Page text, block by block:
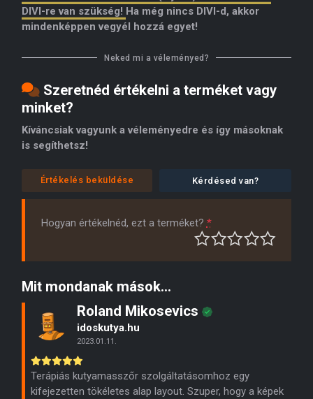
DIVI-re van szükség! Ha még nincs DIVI-d, akkor
mindenképpen vegyél hozzá egyet!
Neked mi a véleményed?
Szeretnéd értékelni a terméket vagy
minket?
Kíváncsiak vagyunk a véleményedre és így másoknak
is segíthetsz!
Értékelés beküldése Kérdésed van?
Hogyan értékelnéd, ezt a terméket? *
Mit mondanak mások...
Roland Mikosevics
idoskutya.hu
2023.01.11.
Terápiás kutyamasszőr szolgáltatásomhoz egy
kifejezetten tökéletes alap layout. Szuper, hogy a képek